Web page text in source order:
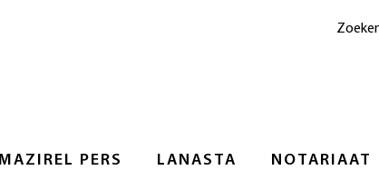
MAZIREL PERS LANASTA NOTARIAAT